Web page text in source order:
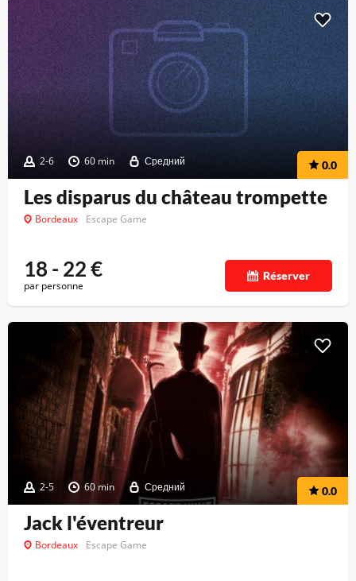
2-6 60 min Средний 0.0
Les disparus du château trompette
Bordeaux Escape Game
18 - 22€
par personne
Réserver
2-5 60 min Средний 0.0
Jack l'éventreur
Bordeaux Escape Game